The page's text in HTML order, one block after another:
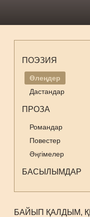
ПОЭЗИЯ
Өлеңдер
Дастандар
ПРОЗА
Романдар
Повестер
Әңгімелер
БАСЫЛЫМДАР
БАЙЫП ҚАЛДЫМ,